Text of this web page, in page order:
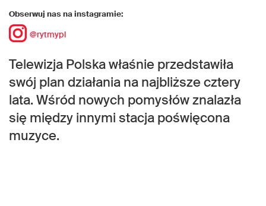
Obserwuj nas na instagramie:
@rytmypl
Telewizja Polska właśnie przedstawiła
swój plan działania na najbliższe cztery
lata. Wśród nowych pomysłów znalazła
się między innymi stacja poświęcona
muzyce.